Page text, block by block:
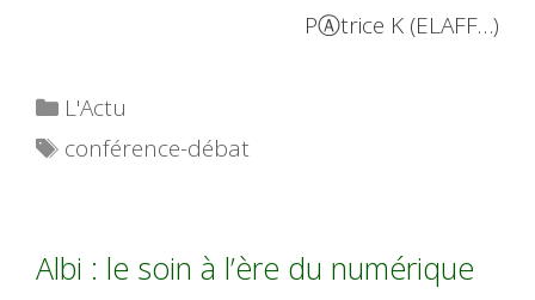
PⒶtrice K (ELAFF…)
Catégories
L'Actu
Étiquettes
conférence-débat
Albi : le soin à l’ère du numérique